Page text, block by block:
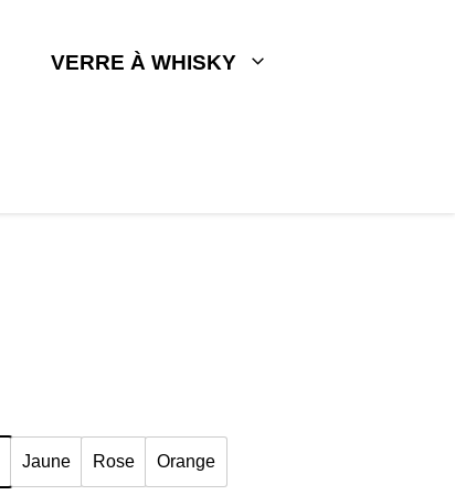
VERRE À WHISKY
Jaune Rose Orange